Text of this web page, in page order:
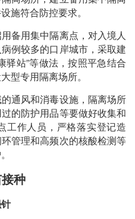
施符合防控要求。
用集中隔离点，对入境人
例较多的口岸城市，采取建
驿站”等做法，按照平急结合
型专用隔离场所。
通风和消毒设施，隔离场所
的防护用品等要做好收集和
工作人员，严格落实登记造
管理和高频次的核酸检测等
种